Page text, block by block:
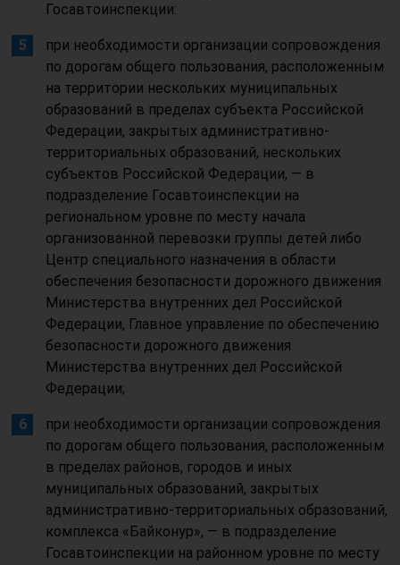
Госавтоинспекции:
при необходимости организации сопровождения
по дорогам общего пользования, расположенным
на территории нескольких муниципальных
образований в пределах субъекта Российской
Федерации, закрытых административно-
территориальных образований, нескольких
субъектов Российской Федерации, — в
подразделение Госавтоинспекции на
региональном уровне по месту начала
организованной перевозки группы детей либо
Центр специального назначения в области
обеспечения безопасности дорожного движения
Министерства внутренних дел Российской
Федерации, Главное управление по обеспечению
безопасности дорожного движения
Министерства внутренних дел Российской
Федерации;
при необходимости организации сопровождения
по дорогам общего пользования, расположенным
в пределах районов, городов и иных
муниципальных образований, закрытых
административно-территориальных образований,
комплекса «Байконур», — в подразделение
Госавтоинспекции на районном уровне по месту